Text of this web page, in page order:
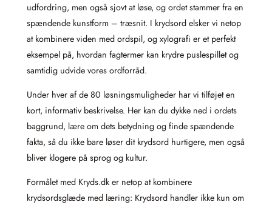
udfordring, men også sjovt at løse, og ordet stammer fra en
spændende kunstform – træsnit. I krydsord elsker vi netop
at kombinere viden med ordspil, og xylografi er et perfekt
eksempel på, hvordan fagtermer kan krydre puslespillet og
samtidig udvide vores ordforråd.
Under hver af de 80 løsningsmuligheder har vi tilføjet en
kort, informativ beskrivelse. Her kan du dykke ned i ordets
baggrund, lære om dets betydning og finde spændende
fakta, så du ikke bare løser dit krydsord hurtigere, men også
bliver klogere på sprog og kultur.
Formålet med Kryds.dk er netop at kombinere
krydsordsglæde med læring: Krydsord handler ikke kun om